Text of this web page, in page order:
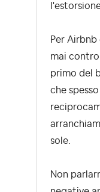
Per
mai
primo del
che
sole.
Non